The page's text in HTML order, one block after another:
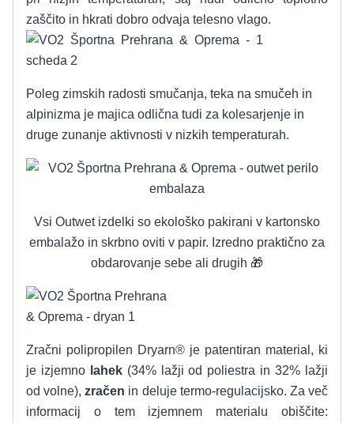
zaščito in hkrati dobro odvaja telesno vlago.
Poleg zimskih radosti smučanja, teka na smučeh in
alpinizma je majica odlična tudi za kolesarjenje in
druge zunanje aktivnosti v nizkih temperaturah.
Vsi Outwet izdelki so ekološko pakirani v kartonsko
embalažo in skrbno oviti v papir. Izredno praktično za
obdarovanje sebe ali drugih 🎁
Zračni polipropilen Dryarn® je patentiran material, ki
je izjemno lahek(34% lažji od poliestra in 32% lažji
od volne),zračen in deluje termo-regulacijsko. Za več
informacij o tem izjemnem materialu obiščite: